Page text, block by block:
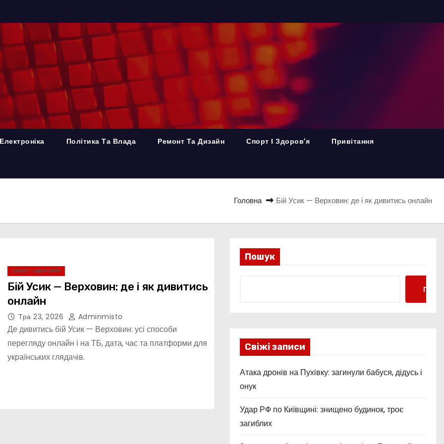
Електроніка Політика Та Влада Ремонт Та Дизайн Спорт І Здоров’я Привітання
Головна Бій Усик — Верховин: де і як дивитись онлайн
СПОРТ І ЗДОРОВ’Я
Бій Усик — Верховин: де і як дивитись
онлайн
Тра 23, 2026 Adminmisto
Де дивитись бій Усик — Верховин: усі способи
перегляду онлайн і на ТБ, дата, час та платформи для
українських глядачів.
Пошук
Свіжі записи
Атака дронів на Пухівку: загинули бабуся, дідусь і
онук
Удар РФ по Київщині: знищено будинок, троє
загиблих